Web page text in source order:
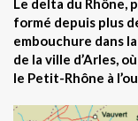
Le delta du Rhône,
formé depuis plus
embouchure dans
de la ville d’Arles,
le Petit-Rhône à